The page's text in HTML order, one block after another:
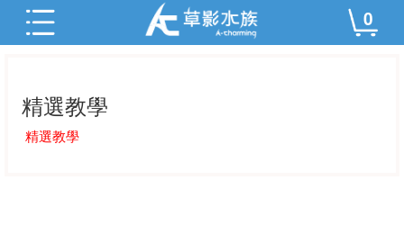
0
精選教學
精選教學